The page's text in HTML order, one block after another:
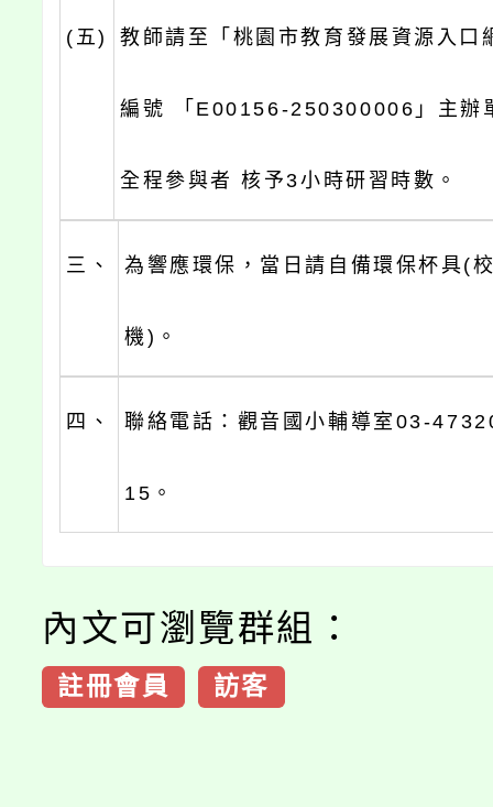
(五) 教師請至「桃園市教育發展資源入口
編號 「E00156-250300006」主辦
全程參與者 核予3小時研習時數。
三、 為響應環保，當日請自備環保杯具(
機)。
四、 聯絡電話：觀音國小輔導室03-
15。
內文可瀏覽群組：
註冊會員 訪客